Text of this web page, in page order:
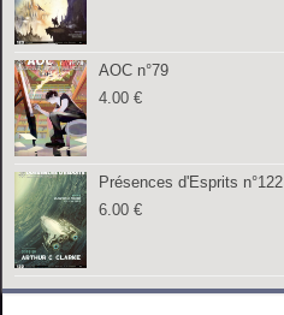
AOC n°79
4.00€
Présences d'Esprits n°122
6.00€